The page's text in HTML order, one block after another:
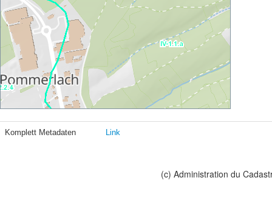
Komplett Metadaten Link
(c) Administration du